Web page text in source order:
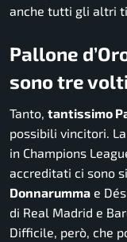
anche tutti gli altri
Pallone
sono tre
Tanto, tantissimo
possibili vincitori.
in Champions
accreditati ci sono
Donnarumma e
di Real Madrid e
Difficile, però, che